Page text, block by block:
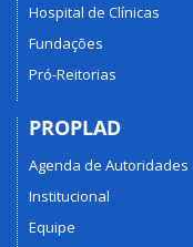
Hospital de Clínicas
Fundações
Pró-Reitorias
PROPLAD
Agenda de Autoridades
Institucional
Equipe